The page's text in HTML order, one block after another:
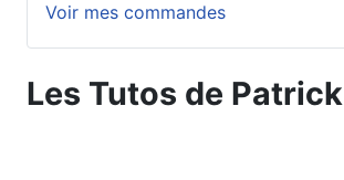
Voir mes commandes
Les Tutos de Patrick